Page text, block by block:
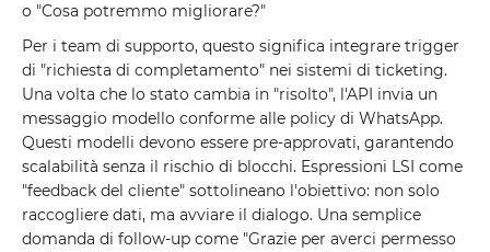
o "Cosa potremmo migliorare?"
Per i team di supporto, questo significa integrare trigger
di "richiesta di completamento" nei sistemi di ticketing.
Una volta che lo stato cambia in "risolto", l'API invia un
messaggio modello conforme alle policy di WhatsApp.
Questi modelli devono essere pre-approvati, garantendo
scalabilità senza il rischio di blocchi. Espressioni LSI come
"feedback del cliente" sottolineano l'obiettivo: non solo
raccogliere dati, ma avviare il dialogo. Una semplice
domanda di follow-up come "Grazie per averci permesso